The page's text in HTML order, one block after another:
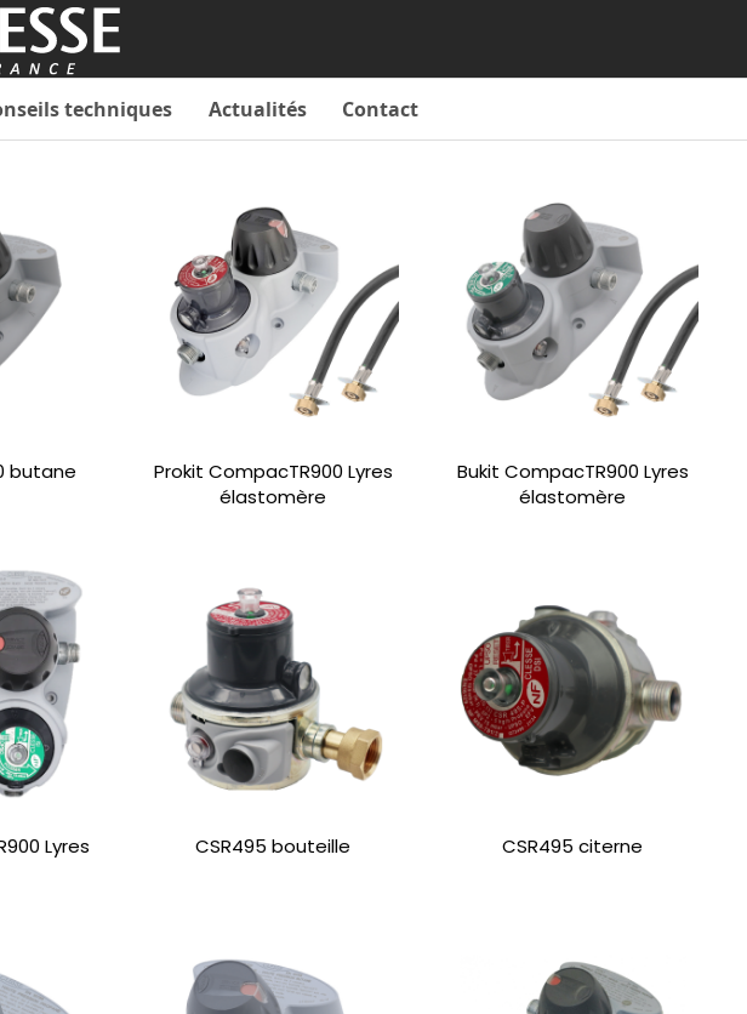
techniques Actualités Contact
butane
Prokit CompacTR900 Lyres
élastomère
Bukit CompacTR900 Lyres
élastomère
Lyres
CSR495 bouteille CSR495 citerne